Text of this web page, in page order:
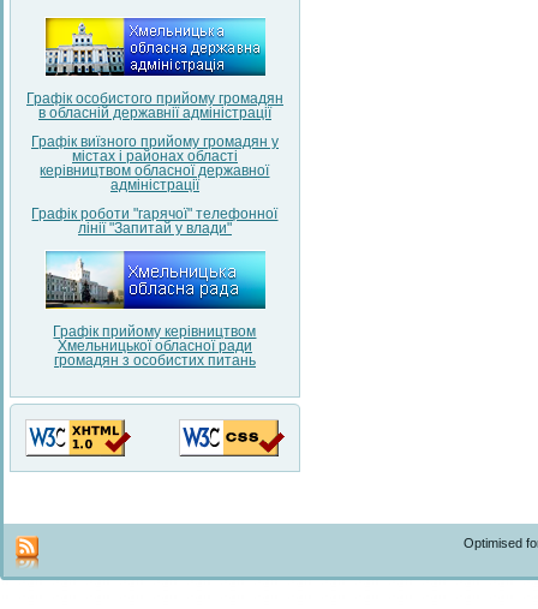
Графік особистого прийому громадян
в обласній державнії адміністрації
Графік виїзного прийому громадян у
містах і районах області
керівництвом обласної державної
адміністрації
Графік роботи "гарячої" телефонної
лінії "Запитай у влади"
Графік прийому керівництвом
Хмельницької обласної ради
громадян з особистих питань
Optimised